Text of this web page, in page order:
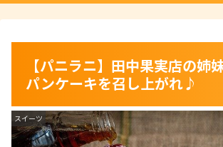
【パニラニ】田中果実店の
パンケーキを召し上がれ♪
スイーツ